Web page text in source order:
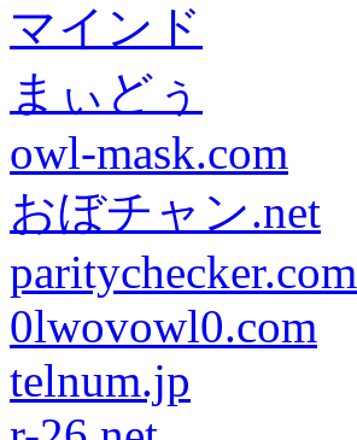
マインド
まぃどぅ
owl-mask.com
おぼチャン.net
paritychecker.com
0lwovowl0.com
telnum.jp